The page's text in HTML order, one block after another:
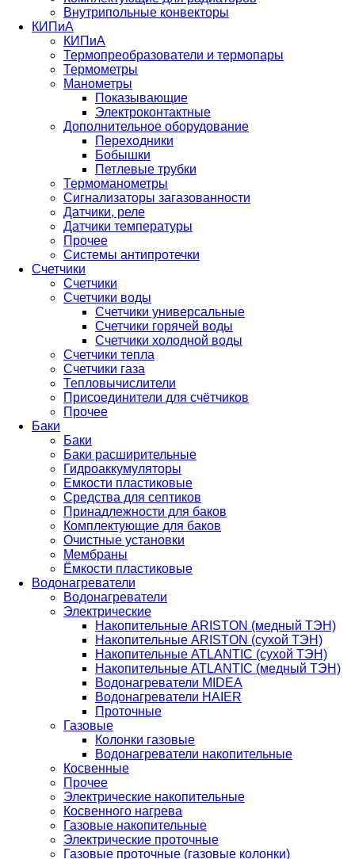
Внутрипольные конвекторы
КИПиА
КИПиА
Термопреобразователи и термопары
Термометры
Манометры
Показывающие
Электроконтактные
Дополнительное оборудование
Переходники
Бобышки
Петлевые трубки
Термоманометры
Сигнализаторы загазованности
Датчики, реле
Датчики температуры
Прочее
Системы антипротечки
Счетчики
Счетчики
Счетчики воды
Счетчики универсальные
Счетчики горячей воды
Счетчики холодной воды
Счетчики тепла
Счетчики газа
Тепловычислители
Присоединители для счётчиков
Прочее
Баки
Баки
Баки расширительные
Гидроаккумуляторы
Емкости пластиковые
Средства для септиков
Принадлежности для баков
Комплектующие для баков
Очистные установки
Мембраны
Ёмкости пластиковые
Водонагреватели
Водонагреватели
Электрические
Накопительные ARISTON (медный ТЭН)
Накопительные ARISTON (сухой ТЭН)
Накопительные ATLANTIC (сухой ТЭН)
Накопительные ATLANTIC (медный ТЭН)
Водонагреватели MIDEA
Водонагреватели HAIER
Проточные
Газовые
Колонки газовые
Водонагреватели накопительные
Косвенные
Прочее
Электрические накопительные
Косвенного нагрева
Газовые накопительные
Электрические проточные
Газовые проточные (газовые колонки)